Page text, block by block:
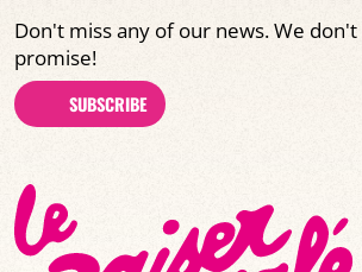
Don't miss any of our news. We don't
promise!
SUBSCRIBE